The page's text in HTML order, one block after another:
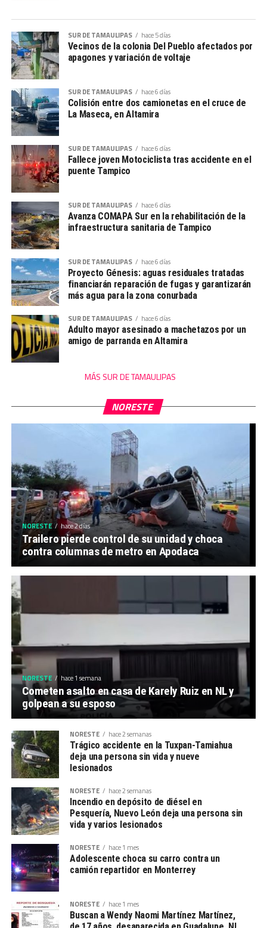
SUR DE TAMAULIPAS hace 5 días
Vecinos de la colonia Del Pueblo afectados por
apagones y variación de voltaje
SUR DE TAMAULIPAS hace 6 días
Colisión entre dos camionetas en el cruce de
La Maseca, en Altamira
SUR DE TAMAULIPAS hace 6 días
Fallece joven Motociclista tras accidente en el
puente Tampico
SUR DE TAMAULIPAS hace 6 días
Avanza COMAPA Sur en la rehabilitación de la
infraestructura sanitaria de Tampico
SUR DE TAMAULIPAS hace 6 días
Proyecto Génesis: aguas residuales tratadas
financiarán reparación de fugas y garantizarán
más agua para la zona conurbada
SUR DE TAMAULIPAS hace 6 días
Adulto mayor asesinado a machetazos por un
amigo de parranda en Altamira
MÁS SUR DE TAMAULIPAS
NORESTE
NORESTE hace 2 días
Trailero pierde control de su unidad y choca
contra columnas de metro en Apodaca
NORESTE hace 1 semana
Cometen asalto en casa de Karely Ruiz en NL y
golpean a su esposo
NORESTE hace 2 semanas
Trágico accidente en la Tuxpan-Tamiahua
deja una persona sin vida y nueve
lesionados
NORESTE hace 2 semanas
Incendio en depósito de diésel en
Pesquería, Nuevo León deja una persona sin
vida y varios lesionados
NORESTE hace 1 mes
Adolescente choca su carro contra un
camión repartidor en Monterrey
NORESTE hace 1 mes
Buscan a Wendy Naomi Martínez Martínez,